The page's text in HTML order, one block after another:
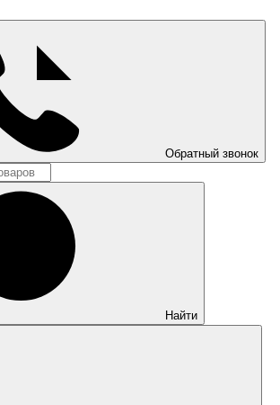
Обратный звонок
Найти